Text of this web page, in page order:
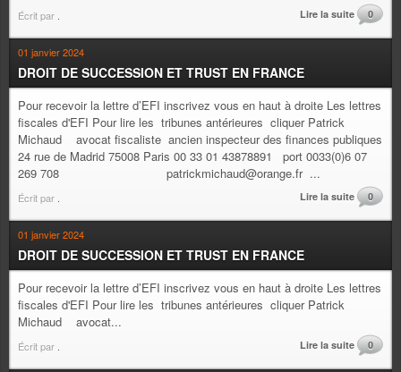
Écrit par Lire la suite 0
01 janvier 2024
DROIT DE SUCCESSION ET TRUST EN FRANCE
Pour recevoir la lettre d’EFI inscrivez vous en haut à droite Les lettres
fiscales d'EFI Pour lire les tribunes antérieures cliquer Patrick
Michaud avocat fiscaliste ancien inspecteur des finances publiques
24 rue de Madrid 75008 Paris 00 33 01 43878891 port 0033(0)6 07
269 708 patrickmichaud@orange.fr ...
Écrit par Lire la suite 0
01 janvier 2024
DROIT DE SUCCESSION ET TRUST EN FRANCE
Pour recevoir la lettre d’EFI inscrivez vous en haut à droite Les lettres
fiscales d'EFI Pour lire les tribunes antérieures cliquer Patrick
Michaud avocat...
Écrit par Lire la suite 0